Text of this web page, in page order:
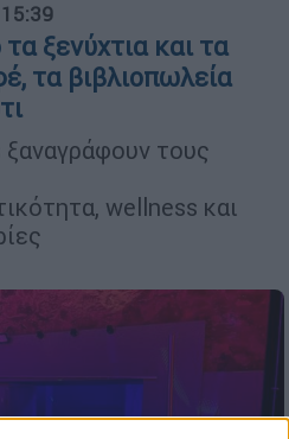
ξενύχτια και τα
τα βιβλιοπωλεία
τους
wellness και